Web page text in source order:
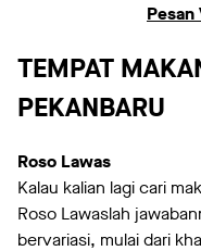
Pesan
TEMPAT
PEKANBARU
Roso Lawas
Kalau kalian lagi cari
Roso Lawaslah
bervariasi, mulai dari